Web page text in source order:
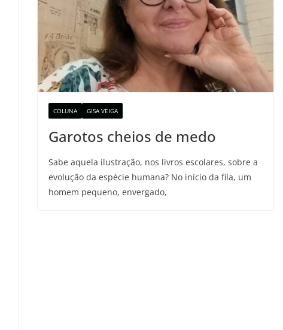
COLUNA GISA VEIGA
Garotos cheios de medo
Sabe aquela ilustração, nos livros escolares, sobre a
evolução da espécie humana? No início da fila, um
homem pequeno, envergado,